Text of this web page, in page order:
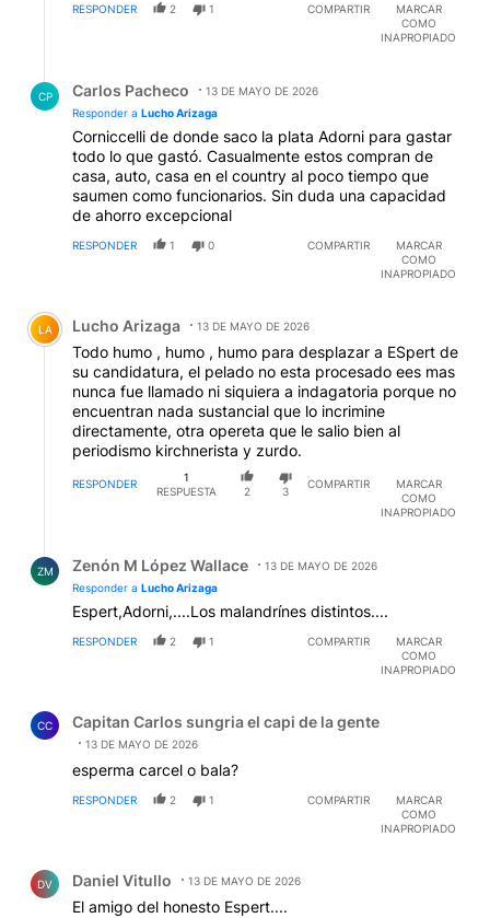
RESPONDER 2 1 COMPARTIR
MARCAR
COMO
INAPROPIADO
CP Carlos Pacheco
13 DE MAYO DE 2026
Responder a Lucho Arizaga
Corniccelli de donde saco la plata Adorni para gastar
todo lo que gastó. Casualmente estos compran de
casa, auto, casa en el country al poco tiempo que
saumen como funcionarios. Sin duda una capacidad
de ahorro excepcional
RESPONDER 1 0 COMPARTIR
MARCAR
COMO
INAPROPIADO
Comentario de Lucho Arizaga.
LA Lucho Arizaga 13 DE MAYO DE 2026
Todo humo , humo , humo para desplazar a ESpert de
su candidatura, el pelado no esta procesado ees mas
nunca fue llamado ni siquiera a indagatoria porque no
encuentran nada sustancial que lo incrimine
directamente, otra opereta que le salio bien al
periodismo kirchnerista y zurdo.
RESPONDER
1
RESPUESTA
2 3
COMPARTIR
MARCAR
COMO
INAPROPIADO
ZM Zenón M López Wallace
13 DE MAYO DE 2026
Responder a Lucho Arizaga
Espert,Adorni,....Los malandrínes distintos....
RESPONDER 2 1 COMPARTIR
MARCAR
COMO
INAPROPIADO
CC Capitan Carlos sungria el capi de la gente
13 DE MAYO DE 2026
esperma carcel o bala?
RESPONDER 2 1 COMPARTIR
MARCAR
COMO
INAPROPIADO
DV Daniel Vitullo 13 DE MAYO DE 2026
El amigo del honesto Espert....